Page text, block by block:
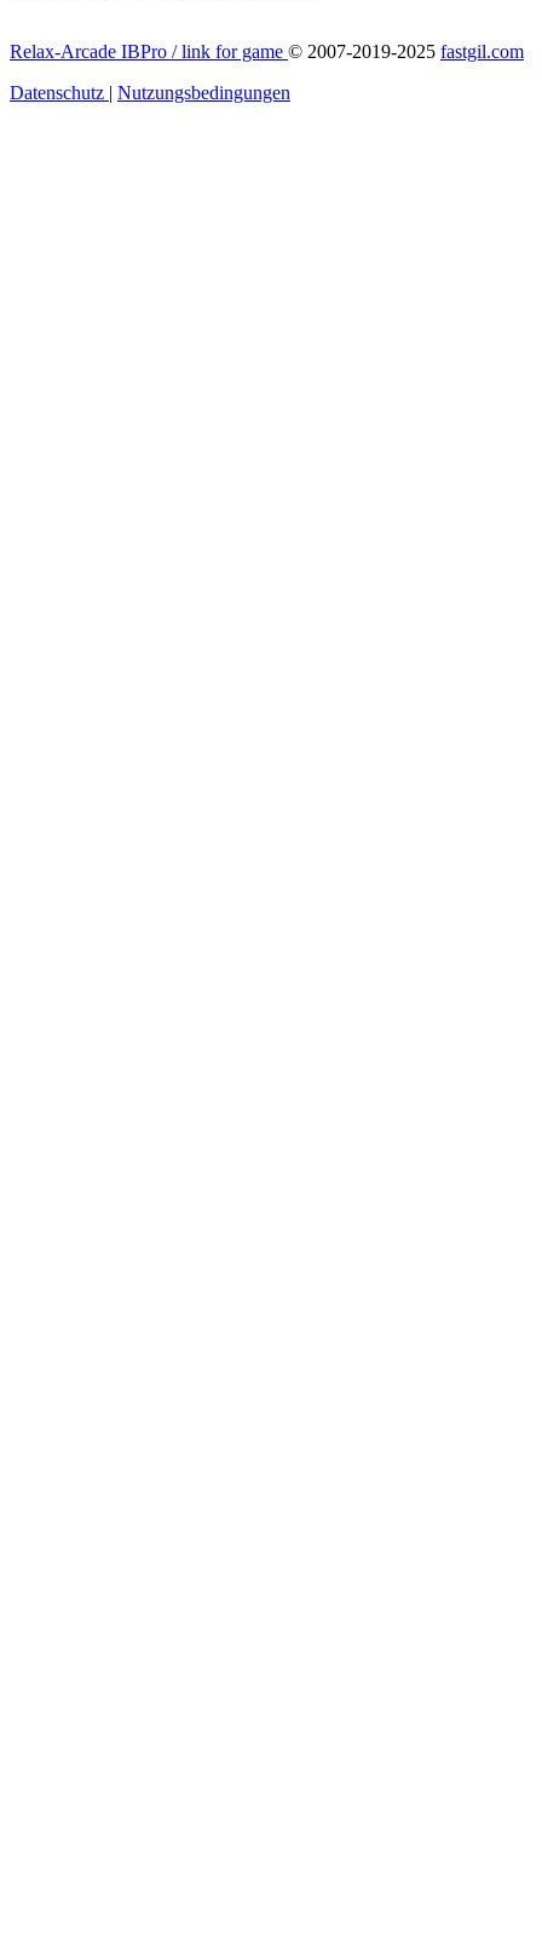
Relax-Arcade IBPro / link for game © 2007-2019-2025 fastgil.com
Datenschutz | Nutzungsbedingungen